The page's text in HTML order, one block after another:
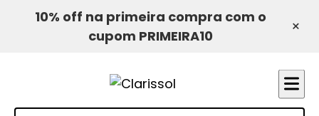
10% off na primeira compra com o
cupom PRIMEIRA10
×